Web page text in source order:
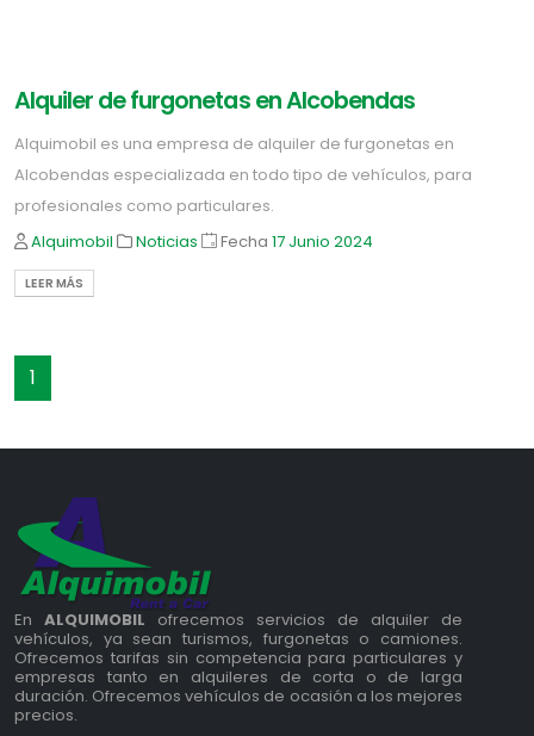
Alquiler de furgonetas en Alcobendas
Alquimobil es una empresa de alquiler de furgonetas en
Alcobendas especializada en todo tipo de vehículos, para
profesionales como particulares.
Alquimobil
Noticias Fecha 17 Junio 2024
LEER MÁS
1
En ALQUIMOBIL ofrecemos servicios de alquiler de
vehículos, ya sean turismos, furgonetas o camiones.
Ofrecemos tarifas sin competencia para particulares y
empresas tanto en alquileres de corta o de larga
duración. Ofrecemos vehículos de ocasión a los mejores
precios.